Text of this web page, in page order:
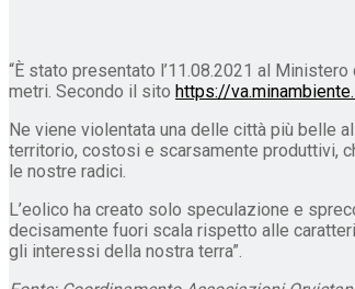
“È stato presentato l’11.08.2021 al
metri. Secondo il sito https://
Ne viene violentata una delle città più belle
territorio, costosi e scarsamente produttivi,
le nostre radici.
L’eolico ha creato solo speculazione e
decisamente fuori scala rispetto alle
gli interessi della nostra terra”.